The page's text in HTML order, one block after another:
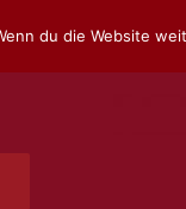
du die Website